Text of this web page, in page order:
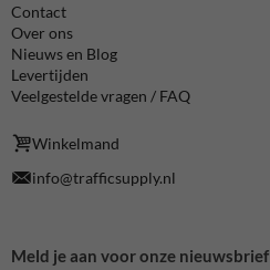
Contact
Over ons
Nieuws en Blog
Levertijden
Veelgestelde vragen / FAQ
Winkelmand
info@trafficsupply.nl
Meld je aan voor onze nieuwsbrief